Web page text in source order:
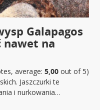
Galapagos
na
average: 5,00out of 5)
Jaszczurki te
i nurkowania…